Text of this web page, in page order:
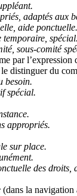
adaptés aux
aide ponctuelle.
spécial.
sous-comité
par l’expression
distinguer du
besoin.
spécial.
appropriés.
sur place.
des droits,
(dans la navigation